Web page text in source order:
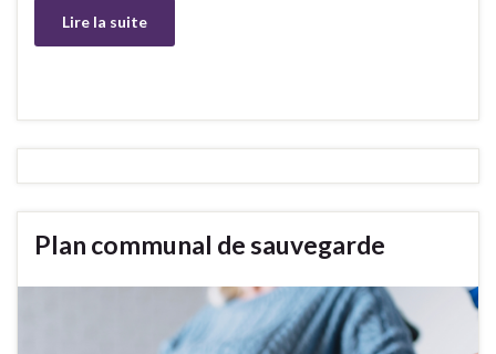
Lire la suite
Plan communal de sauvegarde